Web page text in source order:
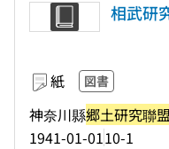
相武研
紙 図書
神奈川縣郷土研究聯盟
1941-01-0110-1